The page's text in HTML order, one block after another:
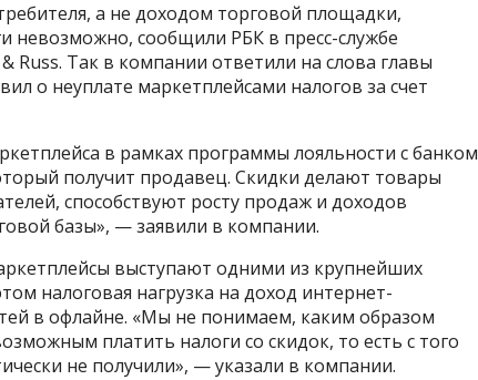
а не доходом торговой площадки,
невозможно, сообщили РБК в пресс-службе
Так в компании ответили на слова главы
о неуплате маркетплейсами налогов за счет
в рамках программы лояльности с банком
получит продавец. Скидки делают товары
способствуют росту продаж и доходов
базы», — заявили в компании.
выступают одними из крупнейших
налоговая нагрузка на доход интернет-
в офлайне. «Мы не понимаем, каким образом
платить налоги со скидок, то есть с того
не получили», — указали в компании.